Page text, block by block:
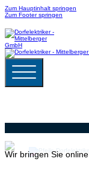
Zum Hauptinhalt springen
Zum Footer springen
Wir bringen Sie online